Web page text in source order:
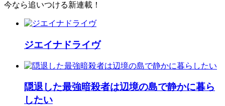
今なら追いつける新連載！
ジエイナドライヴ
隠退した最強暗殺者は辺境の島で静かに暮ら
したい